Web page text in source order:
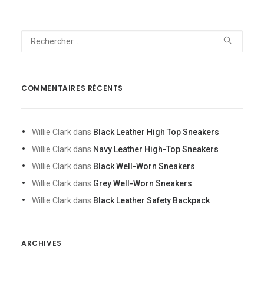
COMMENTAIRES RÉCENTS
Willie Clark dans Black Leather High Top Sneakers
Willie Clark dans Navy Leather High-Top Sneakers
Willie Clark dans Black Well-Worn Sneakers
Willie Clark dans Grey Well-Worn Sneakers
Willie Clark dans Black Leather Safety Backpack
ARCHIVES